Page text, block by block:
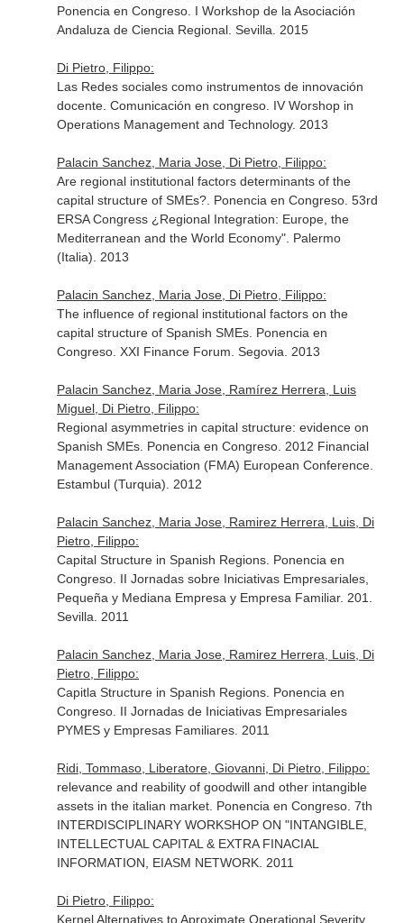
Ponencia en Congreso. I Workshop de la Asociación
Andaluza de Ciencia Regional. Sevilla. 2015
Di Pietro, Filippo:
Las Redes sociales como instrumentos de innovación
docente. Comunicación en congreso. IV Worshop in
Operations Management and Technology. 2013
Palacin Sanchez, Maria Jose, Di Pietro, Filippo:
Are regional institutional factors determinants of the
capital structure of SMEs?. Ponencia en Congreso. 53rd
ERSA Congress ¿Regional Integration: Europe, the
Mediterranean and the World Economy". Palermo
(Italia). 2013
Palacin Sanchez, Maria Jose, Di Pietro, Filippo:
The influence of regional institutional factors on the
capital structure of Spanish SMEs. Ponencia en
Congreso. XXI Finance Forum. Segovia. 2013
Palacin Sanchez, Maria Jose, Ramírez Herrera, Luis
Miguel, Di Pietro, Filippo:
Regional asymmetries in capital structure: evidence on
Spanish SMEs. Ponencia en Congreso. 2012 Financial
Management Association (FMA) European Conference.
Estambul (Turquia). 2012
Palacin Sanchez, Maria Jose, Ramirez Herrera, Luis, Di
Pietro, Filippo:
Capital Structure in Spanish Regions. Ponencia en
Congreso. II Jornadas sobre Iniciativas Empresariales,
Pequeña y Mediana Empresa y Empresa Familiar. 201.
Sevilla. 2011
Palacin Sanchez, Maria Jose, Ramirez Herrera, Luis, Di
Pietro, Filippo:
Capitla Structure in Spanish Regions. Ponencia en
Congreso. II Jornadas de Iniciativas Empresariales
PYMES y Empresas Familiares. 2011
Ridi, Tommaso, Liberatore, Giovanni, Di Pietro, Filippo:
relevance and reability of goodwill and other intangible
assets in the italian market. Ponencia en Congreso. 7th
INTERDISCIPLINARY WORKSHOP ON "INTANGIBLE,
INTELLECTUAL CAPITAL & EXTRA FINACIAL
INFORMATION, EIASM NETWORK. 2011
Di Pietro, Filippo:
Kernel Alternatives to Aproximate Operational Severity